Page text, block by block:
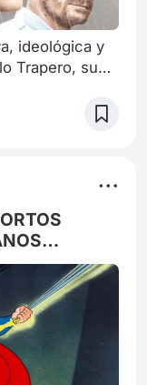
ideológica y
Trapero, su
el
a ser el
con
el g